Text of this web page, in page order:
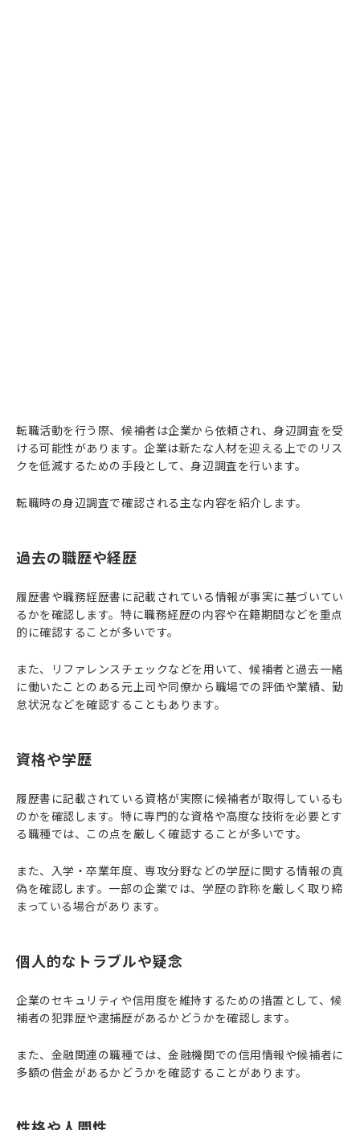
転職活動を行う際、候補者は企業から依頼され、身辺調査を受
ける可能性があります。企業は新たな人材を迎える上でのリス
クを低減するための手段として、身辺調査を行います。
転職時の身辺調査で確認される主な内容を紹介します。
過去の職歴や経歴
履歴書や職務経歴書に記載されている情報が事実に基づいてい
るかを確認します。特に職務経歴の内容や在籍期間などを重点
的に確認することが多いです。
また、リファレンスチェックなどを用いて、候補者と過去一緒
に働いたことのある元上司や同僚から職場での評価や業績、勤
怠状況などを確認することもあります。
資格や学歴
履歴書に記載されている資格が実際に候補者が取得しているも
のかを確認します。特に専門的な資格や高度な技術を必要とす
る職種では、この点を厳しく確認することが多いです。
また、入学・卒業年度、専攻分野などの学歴に関する情報の真
偽を確認します。一部の企業では、学歴の詐称を厳しく取り締
まっている場合があります。
個人的なトラブルや疑念
企業のセキュリティや信用度を維持するための措置として、候
補者の犯罪歴や逮捕歴があるかどうかを確認します。
また、金融関連の職種では、金融機関での信用情報や候補者に
多額の借金があるかどうかを確認することがあります。